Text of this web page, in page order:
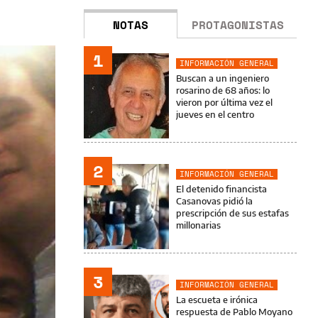
NOTAS
PROTAGONISTAS
1
INFORMACIÓN GENERAL
Buscan a un ingeniero
rosarino de 68 años: lo
vieron por última vez el
jueves en el centro
2
INFORMACIÓN GENERAL
El detenido financista
Casanovas pidió la
prescripción de sus estafas
millonarias
3
INFORMACIÓN GENERAL
La escueta e irónica
respuesta de Pablo Moyano